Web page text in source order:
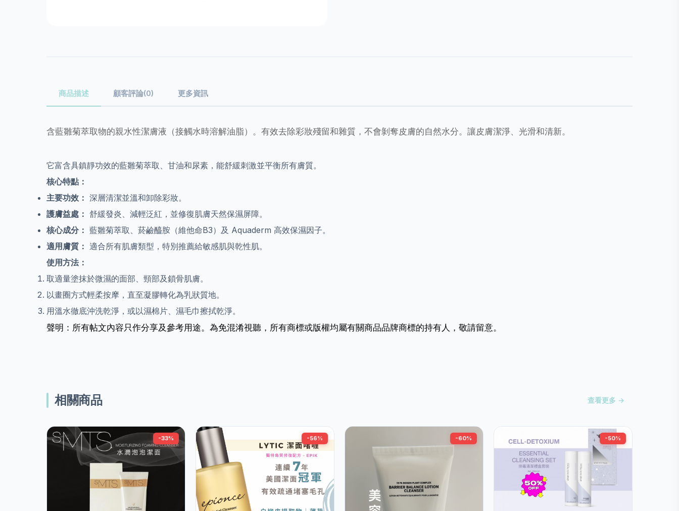
商品描述 顧客評論(0) 更多資訊
含藍雛菊萃取物的親水性潔膚液（接觸水時溶解油脂）。有效去除彩妝殘留和雜質，不會剝奪皮膚的自然水分。讓皮膚潔淨、光滑和清新。
它富含具鎮靜功效的藍雛菊萃取、甘油和尿素，能舒緩刺激並平衡所有膚質。
核心特點：
主要功效： 深層清潔並溫和卸除彩妝。
護膚益處： 舒緩發炎、減輕泛紅，並修復肌膚天然保濕屏障。
核心成分： 藍雛菊萃取、菸鹼醯胺（維他命B3）及 Aquaderm 高效保濕因子。
適用膚質： 適合所有肌膚類型，特別推薦給敏感肌與乾性肌。
使用方法：
取適量塗抹於微濕的面部、頸部及鎖骨肌膚。
以畫圈方式輕柔按摩，直至凝膠轉化為乳狀質地。
用溫水徹底沖洗乾淨，或以濕棉片、濕毛巾擦拭乾淨。
聲明：所有帖文內容只作分享及參考用途。為免混淆視聽，所有商標或版權均屬有關商品品牌商標的持有人，敬請留意。
相關商品 查看更多 →
-33% -56% -60% -50%